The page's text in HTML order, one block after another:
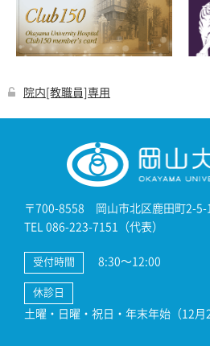
院内[教職員]専用
〒700-8558 岡山市北区鹿田町2-5-1
TEL 086-223-7151（代表）
受付時間 8:30～12:00
休診日
土曜・日曜・祝日・年末年始（12月